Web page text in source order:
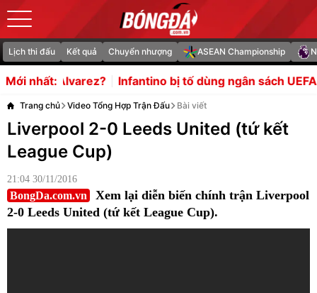
Lịch thi đấu Kết quả Chuyển nhượng ASEAN Championship
Mới nhất:
Infantino bị tố dùng ngân sách UEFA bao nuôi người tình
Trang chủ Video Tổng Hợp Trận Đấu Bài viết
Liverpool 2-0 Leeds United (tứ kết
League Cup)
21:04 30/11/2016
BongDa.com.vn
Xem lại diễn biến chính trận Liverpool
2-0 Leeds United (tứ kết League Cup).